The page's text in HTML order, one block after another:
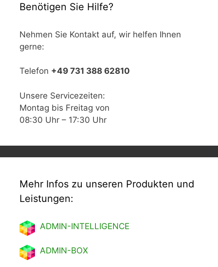
Benötigen Sie Hilfe?
Nehmen Sie Kontakt auf, wir helfen Ihnen
gerne:
Telefon +49 731 388 62810
Unsere Servicezeiten:
Montag bis Freitag von
08:30 Uhr – 17:30 Uhr
Mehr Infos zu unseren Produkten und
Leistungen:
ADMIN-INTELLIGENCE
ADMIN-BOX